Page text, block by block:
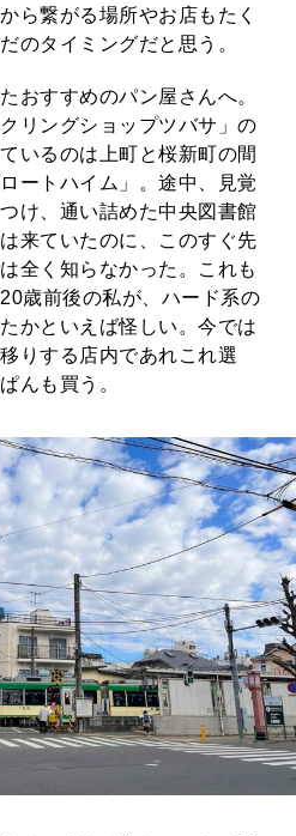
ら繋がる場所やお店もたく
のタイミングだと思う。
おすすめのパン屋さんへ。
リングショップツバサ」の
いるのは上町と桜新町の間
ートハイム」。途中、見覚
け、通い詰めた中央図書館
来ていたのに、このすぐ先
全く知らなかった。これも
歳前後の私が、ハード系の
かといえば怪しい。今では
りする店内であれこれ選
んも買う。